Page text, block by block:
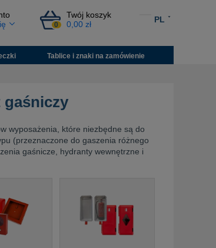
Twój koszyk
0 0,00 zł
PL
Tablice i znaki na zamówienie
gaśniczy
wyposażenia, które niezbędne są do
(przeznaczone do gaszenia różnego
gaśnicze, hydranty wewnętrzne i